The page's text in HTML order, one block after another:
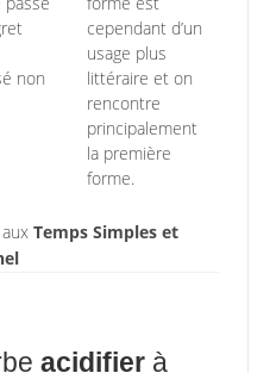
non
cependant d’un
usage plus
littéraire et on
rencontre
principalement
la première
forme.
Temps Simples et
acidifierà